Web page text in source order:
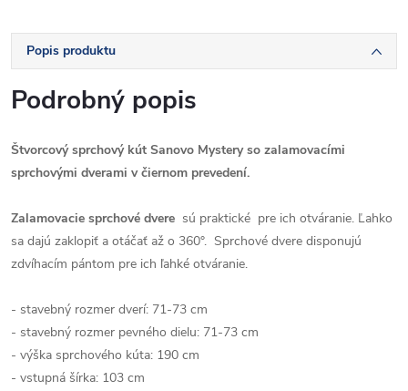
Popis produktu
Podrobný popis
Štvorcový sprchový kút Sanovo Mystery so zalamovacími
sprchovými dverami v čiernom prevedení.
Zalamovacie sprchové dvere sú praktické pre ich otváranie. Ľahko
sa dajú zaklopiť a otáčať až o 360°. Sprchové dvere disponujú
zdvíhacím pántom pre ich ľahké otváranie.
- stavebný rozmer dverí: 71-73 cm
- stavebný rozmer pevného dielu: 71-73 cm
- výška sprchového kúta: 190 cm
- vstupná šírka: 103 cm